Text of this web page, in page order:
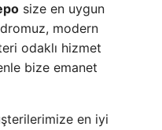
size en uygun
modern
odaklı hizmet
bize emanet
en iyi